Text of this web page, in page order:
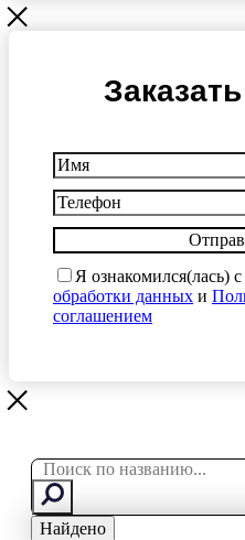
Я ознакомился(лась) с
обработки данных и
соглашением
Search
Найдено